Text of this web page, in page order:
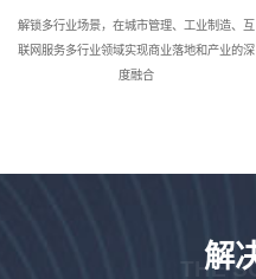
解锁多行业场景，在城市管理、工业制造、互
联网服务多行业领域实现商业落地和产业的深
度融合
解
THE